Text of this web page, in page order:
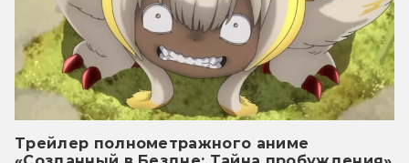
Трейлер полнометражного аниме